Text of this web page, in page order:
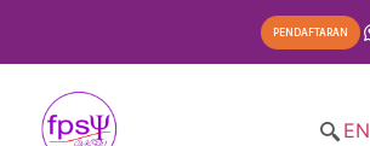
PENDAFTARAN
EN